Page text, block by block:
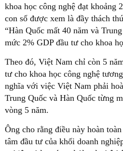
khoa học công nghệ đạt khoảng
con số được xem là đầy thách
“Hàn Quốc mất 40 năm và
mức 2% GDP đầu tư cho khoa
Theo đó, Việt Nam chỉ còn 5
tư cho khoa học công nghệ
nghĩa với việc Việt Nam phải
Trung Quốc và Hàn Quốc từng
vòng 5 năm.
Ông cho rằng điều này hoàn
tâm đầu tư của khối doanh